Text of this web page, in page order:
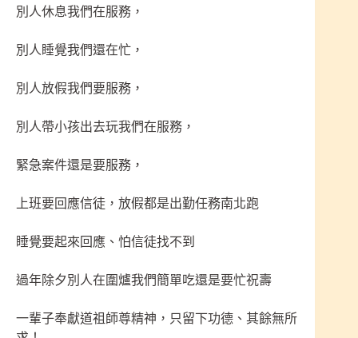
別人休息我們在服務，
別人睡覺我們還在忙，
別人放假我們要服務，
別人帶小孩出去玩我們在服務，
緊急案件還是要服務，
上班要回應信徒，放假都是出勤任務南北跑
睡覺要起來回應、怕信徒找不到
過年除夕別人在圍爐我們簡單吃還是要忙祝壽
一輩子奉獻道祖師尊精神，只留下功德、其餘無所